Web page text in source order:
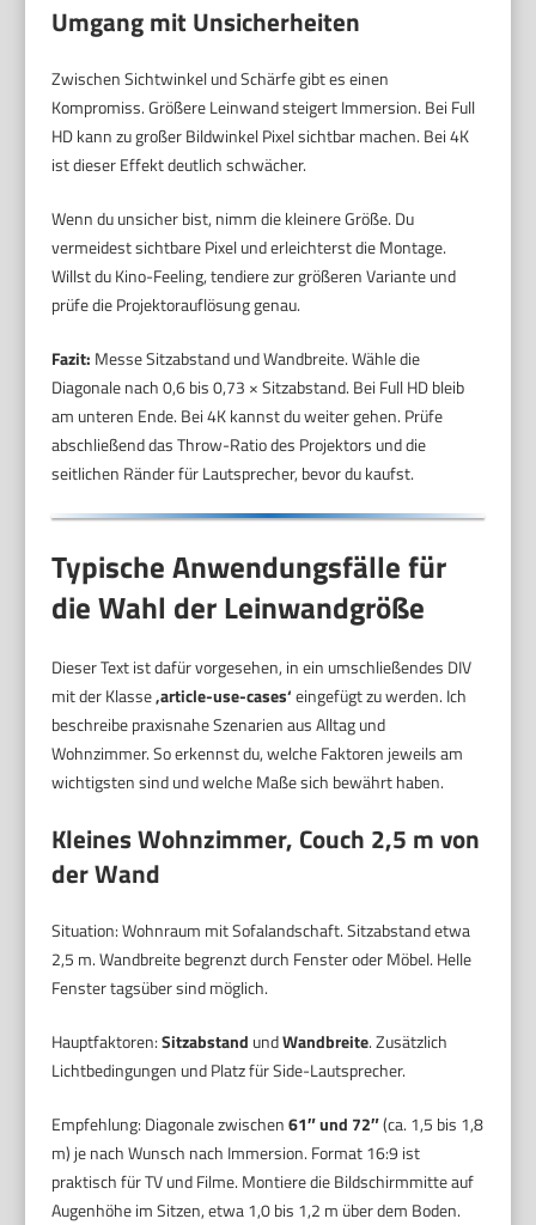
Umgang mit Unsicherheiten
Zwischen Sichtwinkel und Schärfe gibt es einen
Kompromiss. Größere Leinwand steigert Immersion. Bei Full
HD kann zu großer Bildwinkel Pixel sichtbar machen. Bei 4K
ist dieser Effekt deutlich schwächer.
Wenn du unsicher bist, nimm die kleinere Größe. Du
vermeidest sichtbare Pixel und erleichterst die Montage.
Willst du Kino-Feeling, tendiere zur größeren Variante und
prüfe die Projektorauflösung genau.
Fazit: Messe Sitzabstand und Wandbreite. Wähle die
Diagonale nach 0,6 bis 0,73 × Sitzabstand. Bei Full HD bleib
am unteren Ende. Bei 4K kannst du weiter gehen. Prüfe
abschließend das Throw-Ratio des Projektors und die
seitlichen Ränder für Lautsprecher, bevor du kaufst.
Typische Anwendungsfälle für
die Wahl der Leinwandgröße
Dieser Text ist dafür vorgesehen, in ein umschließendes DIV
mit der Klasse‚article-use-cases‘eingefügt zu werden. Ich
beschreibe praxisnahe Szenarien aus Alltag und
Wohnzimmer. So erkennst du, welche Faktoren jeweils am
wichtigsten sind und welche Maße sich bewährt haben.
Kleines Wohnzimmer, Couch 2,5 m von
der Wand
Situation: Wohnraum mit Sofalandschaft. Sitzabstand etwa
2,5 m. Wandbreite begrenzt durch Fenster oder Möbel. Helle
Fenster tagsüber sind möglich.
Hauptfaktoren:Sitzabstand undWandbreite. Zusätzlich
Lichtbedingungen und Platz für Side-Lautsprecher.
Empfehlung: Diagonale zwischen61″ und 72″(ca. 1,5 bis 1,8
m) je nach Wunsch nach Immersion. Format 16:9 ist
praktisch für TV und Filme. Montiere die Bildschirmmitte auf
Augenhöhe im Sitzen, etwa 1,0 bis 1,2 m über dem Boden.